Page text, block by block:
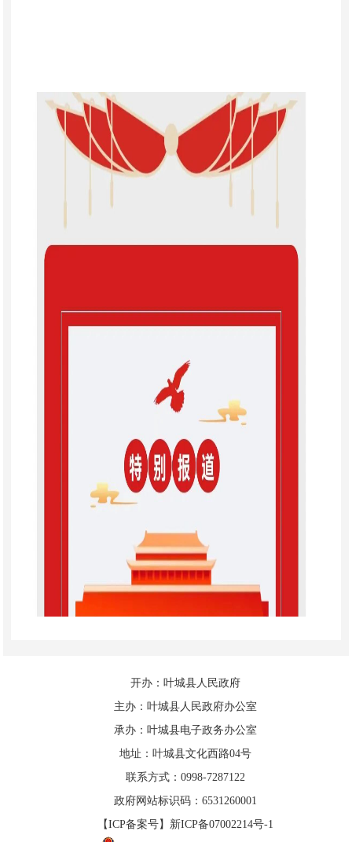
开办：叶城县人民政府
主办：叶城县人民政府办公室
承办：叶城县电子政务办公室
地址：叶城县文化西路04号
联系方式：0998-7287122
政府网站标识码：6531260001
【ICP备案号】新ICP备07002214号-1